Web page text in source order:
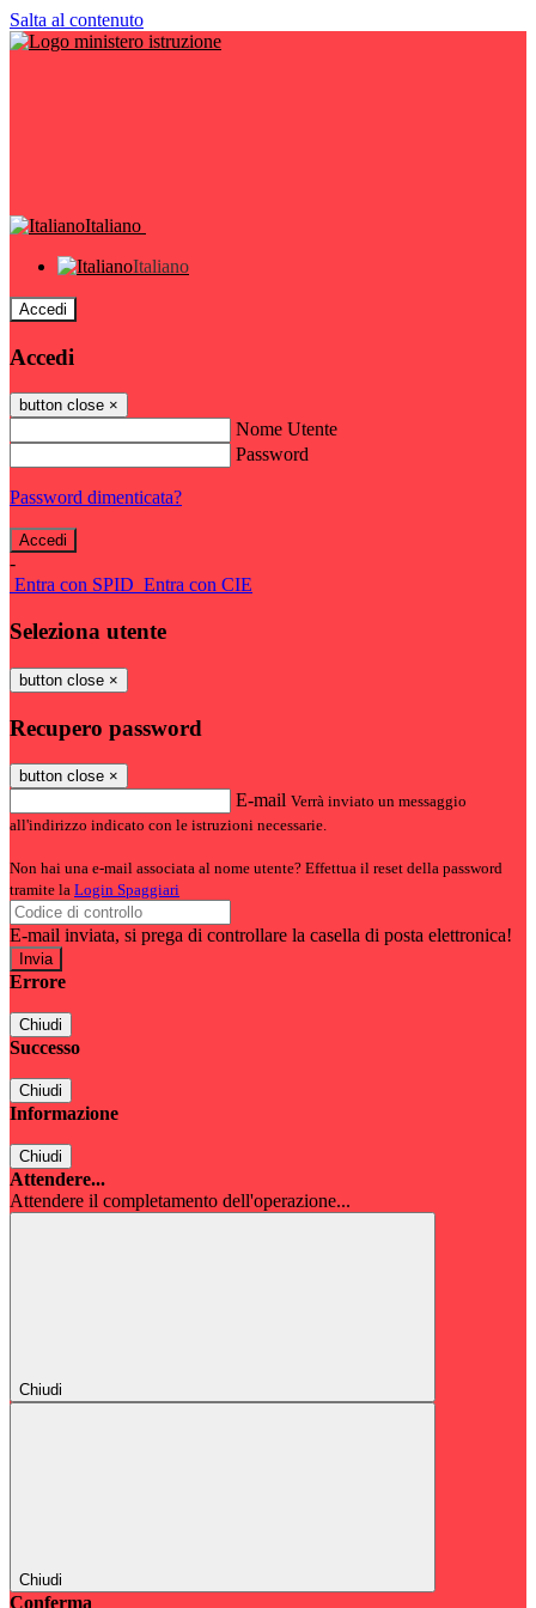
Salta al contenuto
Italiano
Italiano
Accedi
Accedi
button close ×
Nome Utente
Password
Password dimenticata?
-
Entra con SPID Entra con CIE
Seleziona utente
button close ×
Recupero password
button close ×
E-mail Verrà inviato un messaggio
all'indirizzo indicato con le istruzioni necessarie.
Non hai una e-mail associata al nome utente? Effettua il reset della password
tramite la Login Spaggiari
E-mail inviata, si prega di controllare la casella di posta elettronica!
Errore
Chiudi
Successo
Chiudi
Informazione
Chiudi
Attendere...
Attendere il completamento dell'operazione...
Chiudi
Chiudi
Conferma